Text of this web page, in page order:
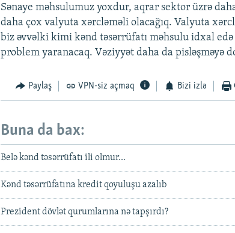
Sənaye məhsulumuz yoxdur, aqrar sektor üzrə
daha çox valyuta xərcləməli olacağıq. Valyuta
biz əvvəlki kimi kənd təsərrüfatı məhsulu idxal
problem yaranacaq. Vəziyyət daha da pisləşməyə
Paylaş VPN-siz açmaq Bizi izlə
Buna da bax:
Belə kənd təsərrüfatı ili olmur...
Kənd təsərrüfatına kredit qoyuluşu azalıb
Prezident dövlət qurumlarına nə tapşırdı?